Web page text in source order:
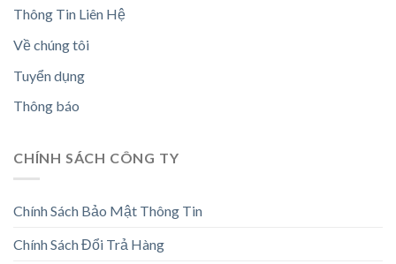
Thông Tin Liên Hệ
Về chúng tôi
Tuyển dụng
Thông báo
CHÍNH SÁCH CÔNG TY
Chính Sách Bảo Mật Thông Tin
Chính Sách Đổi Trả Hàng